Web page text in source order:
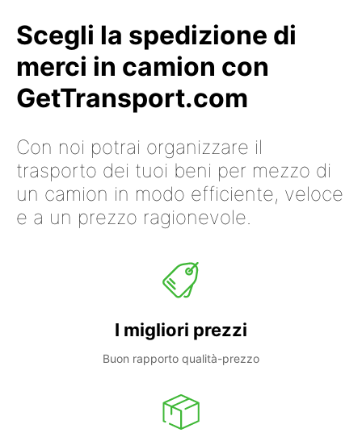
Scegli la spedizione di
merci in camion con
GetTransport.com
Con noi potrai organizzare il
trasporto dei tuoi beni per mezzo di
un camion in modo efficiente, veloce
e a un prezzo ragionevole.
I migliori prezzi
Buon rapporto qualità-prezzo